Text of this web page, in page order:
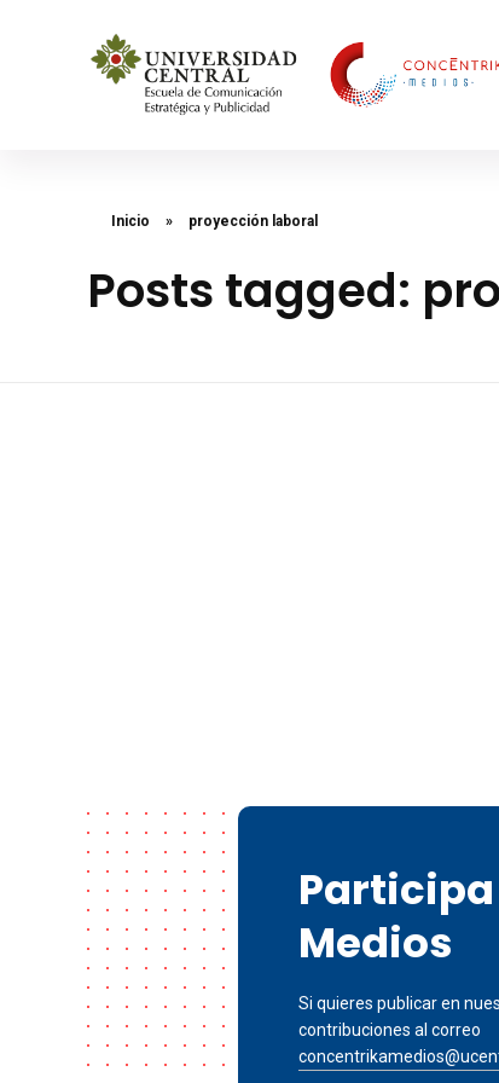
Inicio » proyección laboral
Posts tagged:
Medios
Si quieres publicar en
contribuciones al correo